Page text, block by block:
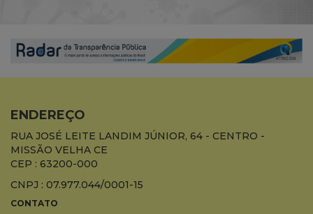
ENDEREÇO
RUA JOSÉ LEITE LANDIM JÚNIOR, 64 - CENTRO -
MISSÃO VELHA CE
CEP : 63200-000
CNPJ : 07.977.044/0001-15
CONTATO